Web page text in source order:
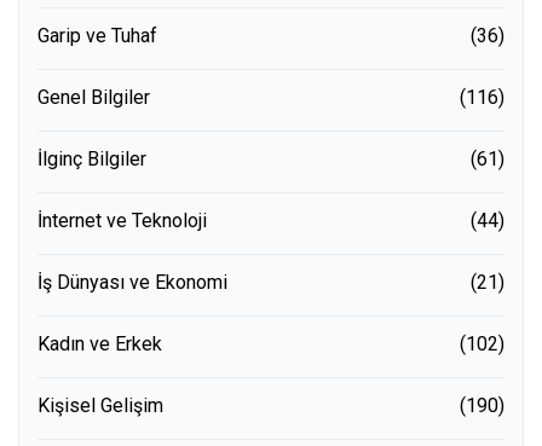
Garip ve Tuhaf (36)
Genel Bilgiler (116)
İlginç Bilgiler (61)
İnternet ve Teknoloji (44)
İş Dünyası ve Ekonomi (21)
Kadın ve Erkek (102)
Kişisel Gelişim (190)